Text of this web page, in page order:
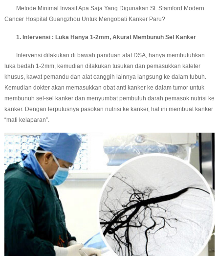
Metode Minimal Invasif Apa Saja Yang Digunakan St. Stamford Modern
Cancer Hospital Guangzhou Untuk Mengobati Kanker Paru?
1. Intervensi : Luka Hanya 1-2mm, Akurat Membunuh Sel Kanker
Intervensi dilakukan di bawah panduan alat DSA, hanya membutuhkan
luka bedah 1-2mm, kemudian dilakukan tusukan dan pemasukkan kateter
khusus, kawat pemandu dan alat canggih lainnya langsung ke dalam tubuh.
Kemudian dokter akan memasukkan obat anti kanker ke dalam tumor untuk
membunuh sel-sel kanker dan menyumbat pembuluh darah pemasok nutrisi ke
kanker. Dengan terputusnya pasokan nutrisi ke kanker, hal ini membuat kanker
“mati kelaparan”.